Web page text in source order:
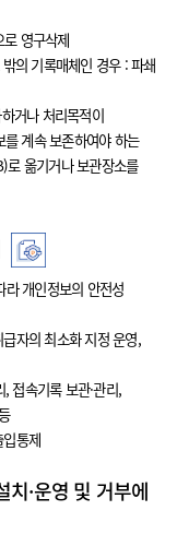
영구삭제
의 기록매체인 경우 : 파쇄
거나 처리목적이
를 계속 보존하여야 하는
로 옮기거나 보관장소를
개인정보의 안전성
자의 최소화 지정 운영,
접속기록 보관·관리,
통제
·운영 및 거부에